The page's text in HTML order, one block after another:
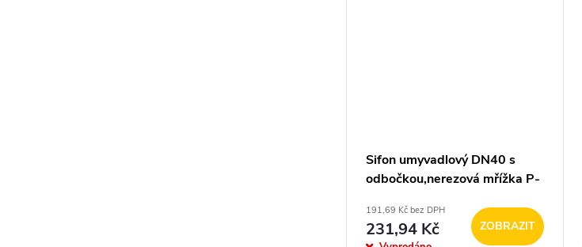
Sifon umyvadlový DN40 s
odbočkou,nerezová mřížka P-
191,69 Kč bez DPH
231,94 Kč ZOBRAZIT